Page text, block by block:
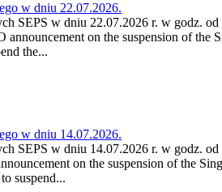
w dniu 22.07.2026.
SEPS w dniu 22.07.2026 r. w godz.
on the suspension of
the...
w dniu 14.07.2026.
SEPS w dniu 14.07.2026 r. w godz.
on the suspension of the
suspend...